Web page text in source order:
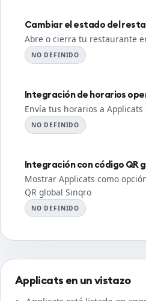
Cambiar el estado del
Abre o cierra tu restaurante
NO DEFINIDO
Integración de horarios
Envía tus horarios a Applicats
NO DEFINIDO
Integración con código QR
Mostrar Applicats como
QR global Sinqro
NO DEFINIDO
Applicats en un vistazo